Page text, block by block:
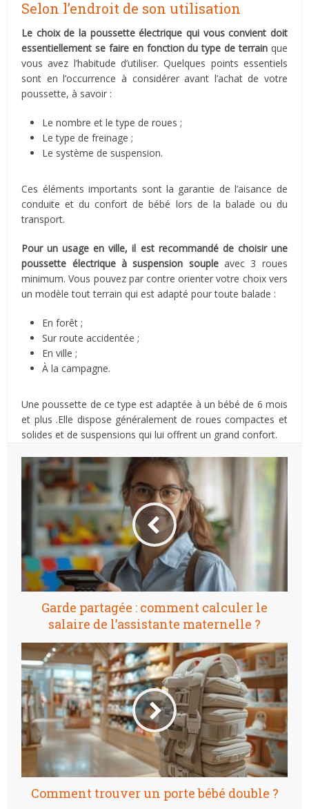
Selon l’endroit de son utilisation
Le choix de la poussette électrique qui vous convient doit
essentiellement se faire en fonction du type de terrainque
vous avez l’habitude d’utiliser. Quelques points essentiels
sont en l’occurrence à considérer avant l’achat de votre
poussette, à savoir :
Le nombre et le type de roues ;
Le type de freinage ;
Le système de suspension.
Ces éléments importants sont la garantie de l’aisance de
conduite et du confort de bébé lors de la balade ou du
transport.
Pour un usage en ville, il est recommandé de choisir une
poussette électrique à suspension soupleavec 3 roues
minimum. Vous pouvez par contre orienter votre choix vers
un modèle tout terrain qui est adapté pour toute balade :
En forêt ;
Sur route accidentée ;
En ville ;
À la campagne.
Une poussette de ce type est adaptée à un bébé de 6 mois
et plus .Elle dispose généralement de roues compactes et
solides et de suspensions qui lui offrent un grand confort.
Garde partagée : comment calculer le
salaire de l’assistante maternelle ?
Comment trouver un porte bébé double ?